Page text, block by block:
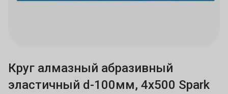
Круг алмазный абразивный
эластичный d-100мм, 4х500 Spark